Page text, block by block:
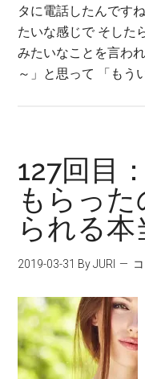
タに電話したんです
たいな感じで そした
みたいなことを言わ
～」と思って 「もう
127回目
もらっ
られる本
2019-03-31 By JURI